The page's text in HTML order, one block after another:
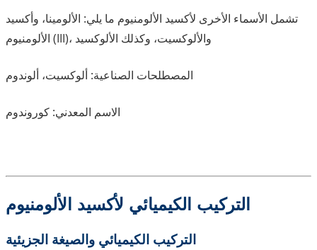
تشمل الأسماء الأخرى لأكسيد الألومنيوم ما يلي: الألومينا، وأكسيد
الألومنيوم (III)، والألوكسيت، وكذلك الألوكسيد
المصطلحات الصناعية: ألوكسيت، ألوندوم
الاسم المعدني: كوروندوم
التركيب الكيميائي لأكسيد الألومنيوم
التركيب الكيميائي والصيغة الجزيئية